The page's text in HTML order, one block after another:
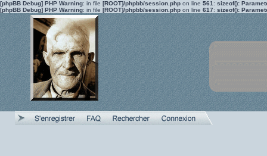
[phpBB Debug] PHP Warning: in file [ROOT]/phpbb/session.php on line 561 : sizeof():
[phpBB Debug] PHP Warning: in file [ROOT]/phpbb/session.php on line 617: sizeof():